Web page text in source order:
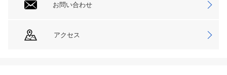
お問い合わせ
アクセス